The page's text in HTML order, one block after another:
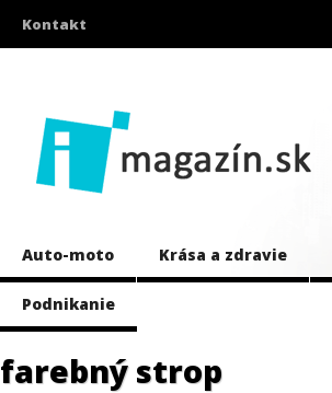
Kontakt
Auto-moto Krása a zdravie
Podnikanie
farebný strop